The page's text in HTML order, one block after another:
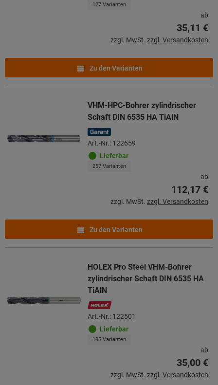
127 Varianten
ab
35,11 €
zzgl. MwSt. zzgl. Versandkosten
Zu den Varianten
VHM-HPC-Bohrer zylindrischer
Schaft DIN 6535 HA TiAlN
Art.-Nr.: 122659
Lieferbar
257 Varianten
ab
112,17 €
zzgl. MwSt. zzgl. Versandkosten
Zu den Varianten
HOLEX Pro Steel VHM-Bohrer
zylindrischer Schaft DIN 6535 HA
TiAlN
Art.-Nr.: 122501
Lieferbar
185 Varianten
ab
35,00 €
zzgl. MwSt. zzgl. Versandkosten